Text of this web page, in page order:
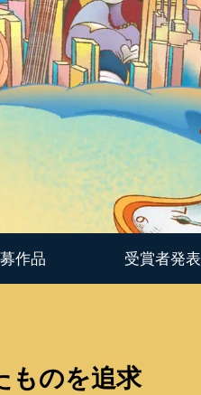
ペ
作品 受賞者発表
ものを追求